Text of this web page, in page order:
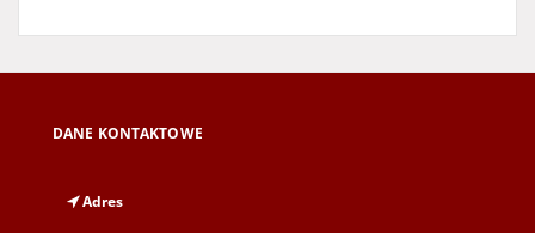
DANE KONTAKTOWE
Adres